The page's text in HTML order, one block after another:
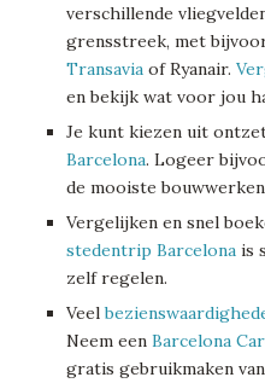
verschillende
grensstreek, met
Transavia of Ryanair.
en bekijk wat voor jou
Je kunt kiezen uit
Barcelona. Logeer
de mooiste bouwwerken
Vergelijken en snel
stedentrip Barcelona is
zelf regelen.
Veel
Neem een Barcelona
gratis gebruikmaken